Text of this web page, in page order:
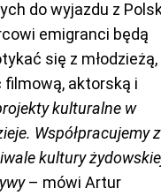
do wyjazdu z
emigranci będą
się z młodzieżą,
aktorską i
kulturalne w
Współpracujemy z
kultury
– mówi Artur